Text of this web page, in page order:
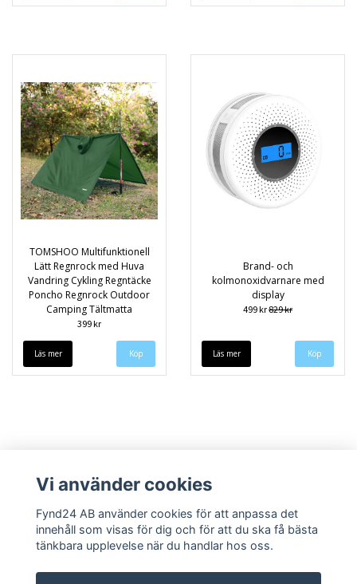
TOMSHOO Multifunktionell
Lätt Regnrock med Huva
Vandring Cykling Regntäcke
Poncho Regnrock Outdoor
Camping Tältmatta
399 kr
Läs mer Köp
Brand- och
kolmonoxidvarnare med
display
499 kr829 kr
Läs mer
Kontakt Om oss Blogga om oss Köpvillkor Returpolicy & Garanti
Vi använder cookies
Fynd24 AB använder cookies för att anpassa det
innehåll som visas för dig och för att du ska få bästa
tänkbara upplevelse när du handlar hos oss.